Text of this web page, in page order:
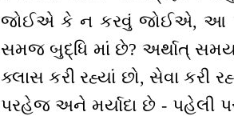
જોઈએ કે ન કરવું જોઈએ,
સમજ બુદ્ધિ માં છે? અર્થાત્ સમય
ક્લાસ કરી રહ્યાં છો, સેવા
પરહેજ અને મર્યાદા છે - પહેલી